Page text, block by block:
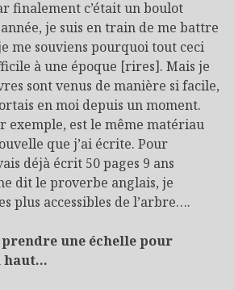
finalement c’était un boulot
je suis en train de me battre
me souviens pourquoi tout ceci
à une époque [rires]. Mais je
sont venus de manière si facile,
en moi depuis un moment.
exemple, est le même matériau
que j’ai écrite. Pour
déjà écrit 50 pages 9 ans
dit le proverbe anglais, je
plus accessibles de l’arbre….
une échelle pour
haut…